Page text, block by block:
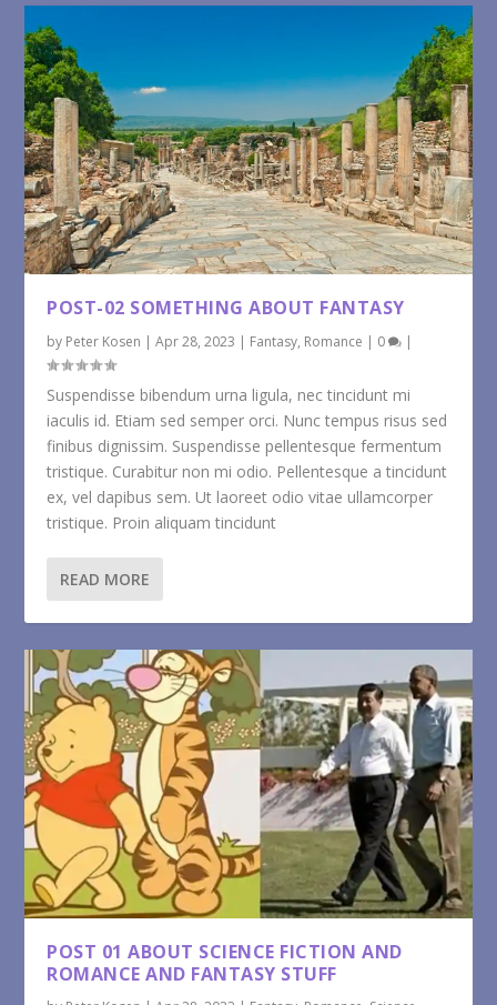
POST-02 SOMETHING ABOUT FANTASY
by Peter Kosen |Apr 28, 2023 | Fantasy, Romance | 0 |
Suspendisse bibendum urna ligula, nec tincidunt mi
iaculis id. Etiam sed semper orci. Nunc tempus risus sed
finibus dignissim. Suspendisse pellentesque fermentum
tristique. Curabitur non mi odio. Pellentesque a tincidunt
ex, vel dapibus sem. Ut laoreet odio vitae ullamcorper
tristique. Proin aliquam tincidunt
READ MORE
POST 01 ABOUT SCIENCE FICTION AND
ROMANCE AND FANTASY STUFF